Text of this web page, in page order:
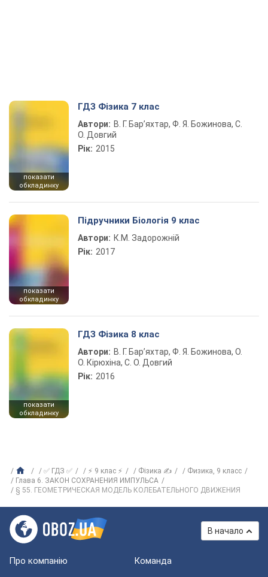
показати
обкладинку
ГДЗ Фізика 7 клас
Автори: В. Г. Бар’яхтар, Ф. Я. Божинова, С.
О. Довгий
Рік: 2015
показати
обкладинку
Підручники Біологія 9 клас
Автори: К.М. Задорожній
Рік: 2017
показати
обкладинку
ГДЗ Фізика 8 клас
Автори: В. Г. Бар’яхтар, Ф. Я. Божинова, О.
О. Кірюхіна, С. О. Довгий
Рік: 2016
✅ ГДЗ ✅ ⚡ 9 клас ⚡ Фізика ✍
Физика, 9 класс
Глава 6. ЗАКОН СОХРАНЕНИЯ ИМПУЛЬСА
§ 55. ГЕОМЕТРИЧЕСКАЯ МОДЕЛЬ КОЛЕБАТЕЛЬНОГО ДВИЖЕНИЯ
В начало
Про компанію Команда